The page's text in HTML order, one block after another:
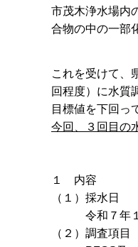
市茂木浄水場内
合物の中の一部
これを受けて、
回程度）に水質
目標値を下回っ
今回、３回目の
１ 内容
（１）採水日
令和７年１
（２）調査項目